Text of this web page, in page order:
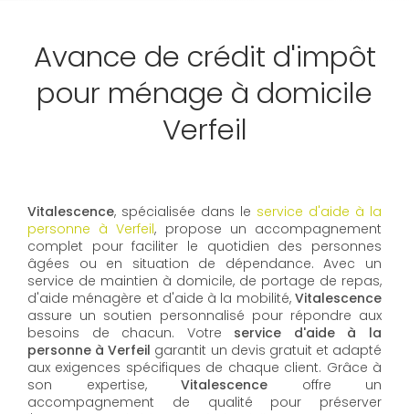
Avance de crédit d'impôt
pour ménage à domicile
Verfeil
Vitalescence, spécialisée dans le service d'aide à la
personne à Verfeil, propose un accompagnement
complet pour faciliter le quotidien des personnes
âgées ou en situation de dépendance. Avec un
service de maintien à domicile, de portage de repas,
d'aide ménagère et d'aide à la mobilité, Vitalescence
assure un soutien personnalisé pour répondre aux
besoins de chacun. Votre service d'aide à la
personne à Verfeil garantit un devis gratuit et adapté
aux exigences spécifiques de chaque client. Grâce à
son expertise, Vitalescence offre un
accompagnement de qualité pour préserver